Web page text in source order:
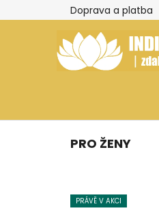
na
Doprava a platba
PRO ŽENY
PRÁVĚ V AKCI